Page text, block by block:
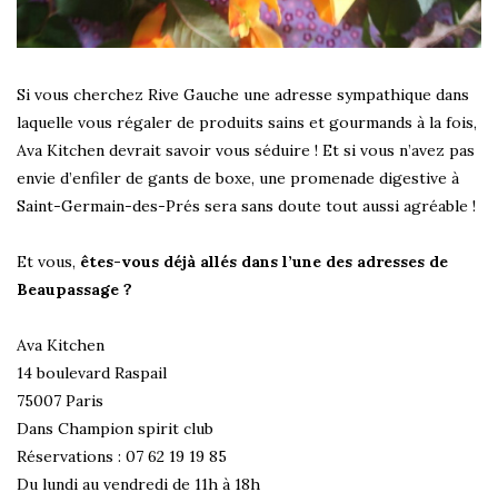
Si vous cherchez Rive Gauche une adresse sympathique dans
laquelle vous régaler de produits sains et gourmands à la fois,
Ava Kitchen devrait savoir vous séduire ! Et si vous n’avez pas
envie d’enfiler de gants de boxe, une promenade digestive à
Saint-Germain-des-Prés sera sans doute tout aussi agréable !
Et vous, êtes-vous déjà allés dans l’une des adresses de
Beaupassage ?
Ava Kitchen
14 boulevard Raspail
75007 Paris
Dans Champion spirit club
Réservations : 07 62 19 19 85
Du lundi au vendredi de 11h à 18h